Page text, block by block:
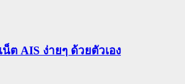
ต AIS ง่ายๆ ด้วยตัวเอง